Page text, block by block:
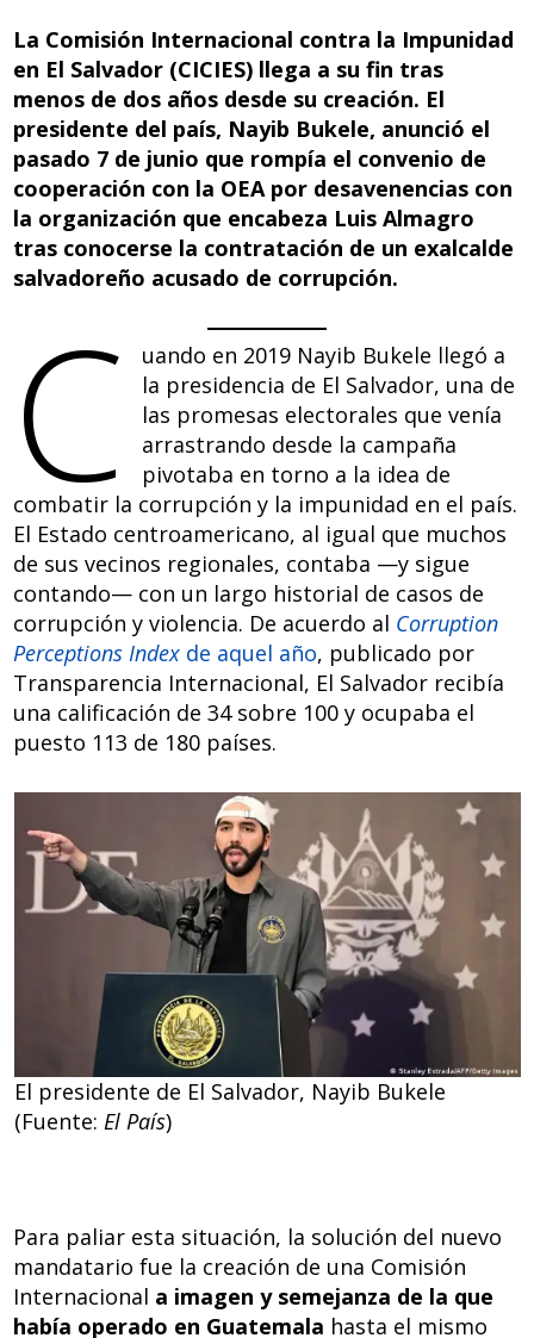
b
o
o
k
e
dI
n
s
A
p
p
di
t
La Comisión Internacional contra la Impunidad
en El Salvador (CICIES) llega a su fin tras
menos de dos años desde su creación. El
presidente del país, Nayib Bukele, anunció el
pasado 7 de junio que rompía el convenio de
cooperación con la OEA por desavenencias con
la organización que encabeza Luis Almagro
tras conocerse la contratación de un exalcalde
salvadoreño acusado de corrupción.
C
uando en 2019 Nayib Bukele llegó a
la presidencia de El Salvador, una de
las promesas electorales que venía
arrastrando desde la campaña
pivotaba en torno a la idea de
combatir la corrupción y la impunidad en el país.
El Estado centroamericano, al igual que muchos
de sus vecinos regionales, contaba —y sigue
contando— con un largo historial de casos de
corrupción y violencia. De acuerdo al Corruption
Perceptions Index de aquel año, publicado por
Transparencia Internacional, El Salvador recibía
una calificación de 34 sobre 100 y ocupaba el
puesto 113 de 180 países.
El presidente de El Salvador, Nayib Bukele
(Fuente: El País)
Para paliar esta situación, la solución del nuevo
mandatario fue la creación de una Comisión
Internacional a imagen y semejanza de la que
había operado en Guatemala hasta el mismo